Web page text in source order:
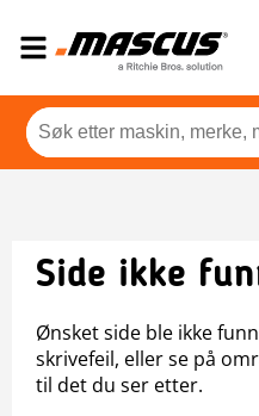
Side ikke
Ønsket side ble ikke
skrivefeil, eller se på
til det du ser etter.